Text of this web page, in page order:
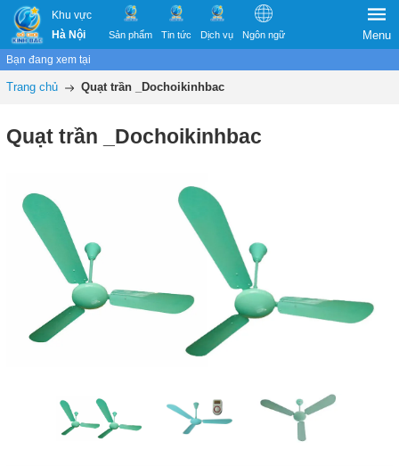
Khu vực
Hà Nội
Sản phẩm Tin tức Dịch vụ Ngôn ngữ Menu
Bạn đang xem tại
Trang chủ Quạt trần _Dochoikinhbac
Quạt trần _Dochoikinhbac